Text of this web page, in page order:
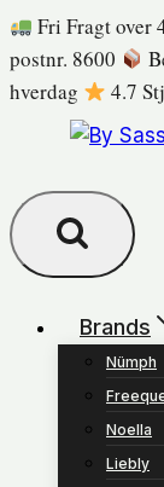
Fortsæt
til
indhold
Fri Fragt over
postnr. 8600
hverdag
4.7
Brands
Nümph
Noella
Liebly